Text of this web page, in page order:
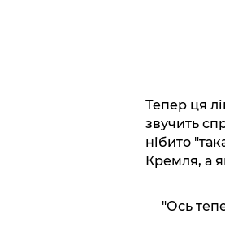
Тепер ця
звучить
нібито
Кремля, а
"Ось